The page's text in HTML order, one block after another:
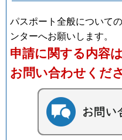
パスポート全般について
ンターへお願いします。
申請に関する内容は
お問い合わせくださ